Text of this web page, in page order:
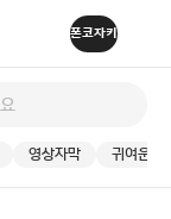
영상자막 귀여운